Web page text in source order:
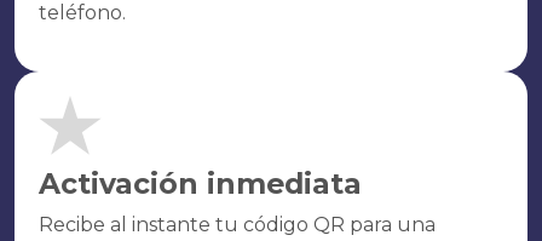
teléfono.
Activación inmediata
Recibe al instante tu código QR para una